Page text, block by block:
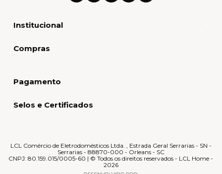
Institucional
Compras
Pagamento
Selos e Certificados
LCL Comércio de Eletrodomésticos Ltda. , Estrada Geral Serrarias - SN -
Serrarias - 88870-000 - Orleans - SC
CNPJ: 80.159.015/0005-60 | © Todos os direitos reservados - LCL Home -
2026